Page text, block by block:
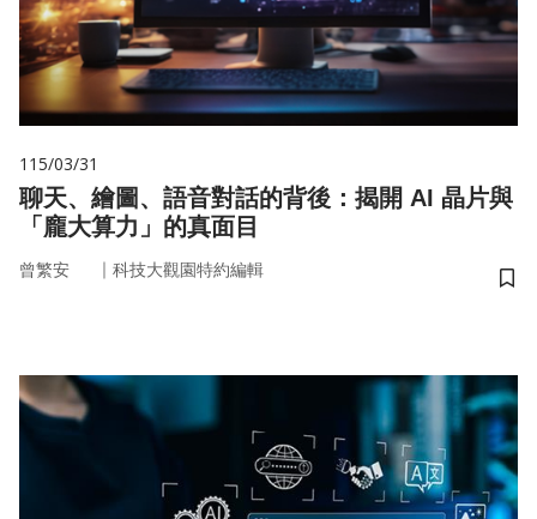
115/03/31
聊天、繪圖、語音對話的背後：揭開 AI 晶片與
「龐大算力」的真面目
曾繁安 ｜ 科技大觀園特約編輯
儲